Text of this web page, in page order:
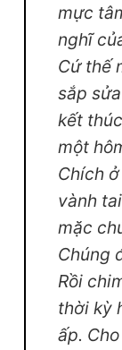
mực
nghĩ
Cứ thế
sắp
kết
một
Chích
vành
mặc
Chúng
Rồi
thời kỳ
ấp.